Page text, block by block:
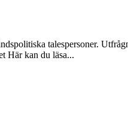
talespersoner.
Här kan du läsa...